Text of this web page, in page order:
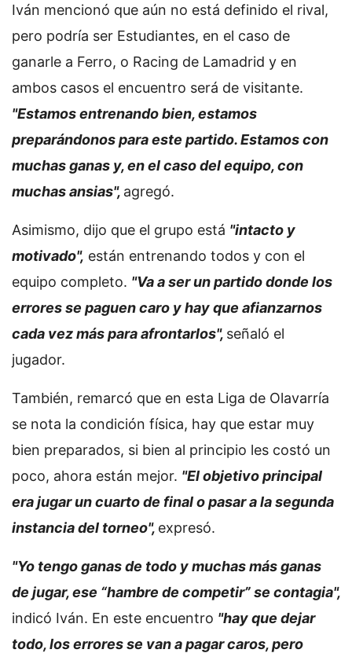
Iván mencionó que aún no está definido el rival,
pero podría ser Estudiantes, en el caso de
ganarle a Ferro, o Racing de Lamadrid y en
ambos casos el encuentro será de visitante.
"Estamos entrenando bien, estamos
preparándonos para este partido. Estamos con
muchas ganas y, en el caso del equipo, con
muchas ansias", agregó.
Asimismo, dijo que el grupo está "intacto y
motivado", están entrenando todos y con el
equipo completo. "Va a ser un partido donde los
errores se paguen caro y hay que afianzarnos
cada vez más para afrontarlos", señaló el
jugador.
También, remarcó que en esta Liga de Olavarría
se nota la condición física, hay que estar muy
bien preparados, si bien al principio les costó un
poco, ahora están mejor. "El objetivo principal
era jugar un cuarto de final o pasar a la segunda
instancia del torneo", expresó.
"Yo tengo ganas de todo y muchas más ganas
de jugar, ese “hambre de competir” se contagia",
indicó Iván. En este encuentro "hay que dejar
todo, los errores se van a pagar caros, pero